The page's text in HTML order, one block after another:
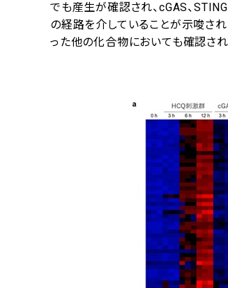
でも産生が確認され、cGAS、
の経路を介していることが示唆さ
った他の化合物においても確認さ